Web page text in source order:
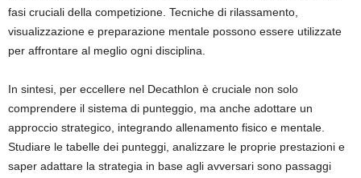
fasi cruciali della competizione. Tecniche di rilassamento,
visualizzazione e preparazione mentale possono essere utilizzate
per affrontare al meglio ogni disciplina.
In sintesi, per eccellere nel Decathlon è cruciale non solo
comprendere il sistema di punteggio, ma anche adottare un
approccio strategico, integrando allenamento fisico e mentale.
Studiare le tabelle dei punteggi, analizzare le proprie prestazioni e
saper adattare la strategia in base agli avversari sono passaggi